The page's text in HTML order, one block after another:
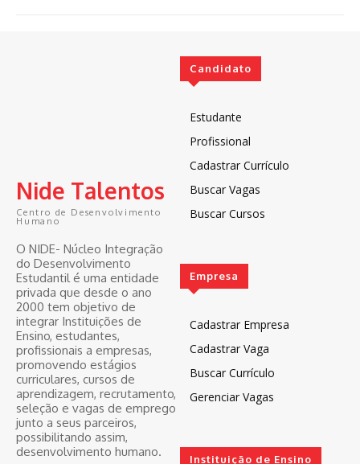
Nide Talentos
Centro de Desenvolvimento
Humano
O NIDE- Núcleo Integração
do Desenvolvimento
Estudantil é uma entidade
privada que desde o ano
2000 tem objetivo de
integrar Instituições de
Ensino, estudantes,
profissionais a empresas,
promovendo estágios
curriculares, cursos de
aprendizagem, recrutamento,
seleção e vagas de emprego
junto a seus parceiros,
possibilitando assim,
desenvolvimento humano.
Candidato
Estudante
Profissional
Cadastrar Currículo
Buscar Vagas
Buscar Cursos
Empresa
Cadastrar Empresa
Cadastrar Vaga
Buscar Currículo
Gerenciar Vagas
Instituição de Ensino